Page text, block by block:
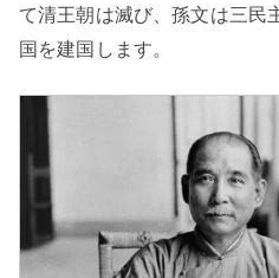
て清王朝は滅び、孫文は三民
国を建国します。